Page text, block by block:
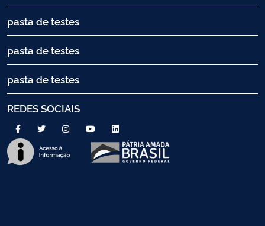
pasta de testes
pasta de testes
pasta de testes
REDES SOCIAIS